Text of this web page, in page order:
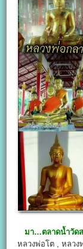
มา…ตลาดน้ำวัด
หลวงพ่อโต , หลว